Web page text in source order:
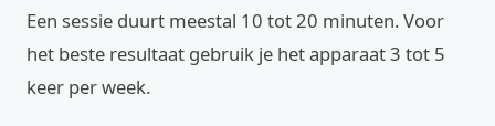
Een sessie duurt meestal 10 tot 20 minuten. Voor
het beste resultaat gebruik je het apparaat 3 tot 5
keer per week.